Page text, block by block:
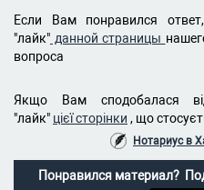
Если Вам понравился
"лайк" данной страницы
вопроса
Якщо Вам сподобалася
"лайк" цієї сторінки , що
Нотариус в
Понравился материал?